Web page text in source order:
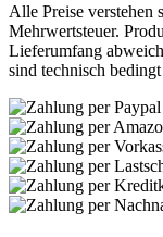
Alle Preise verstehen
Mehrwertsteuer.
Lieferumfang
sind technisch